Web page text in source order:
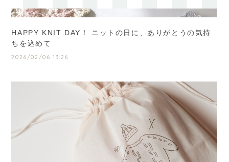
HAPPY KNIT DAY！ ニットの日に、ありがとうの気持
ちを込めて
2026/02/06 13:26